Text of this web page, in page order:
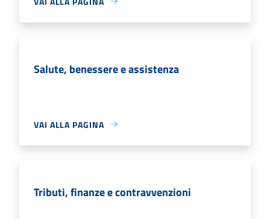
Salute, benessere e assistenza
VAI ALLA PAGINA
Tributi, finanze e contravvenzioni